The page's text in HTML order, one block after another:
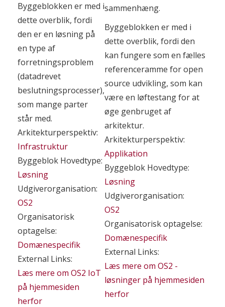
Byggeblokken er med i
dette overblik, fordi
den er en løsning på
en type af
forretningsproblem
(datadrevet
beslutningsprocesser),
som mange parter
står med.
Arkitekturperspektiv:
Infrastruktur
Byggeblok Hovedtype:
Løsning
Udgiverorganisation:
OS2
Organisatorisk
optagelse:
Domænespecifik
External Links:
Læs mere om OS2 IoT
på hjemmesiden
herfor
sammenhæng.
Byggeblokken er med i
dette overblik, fordi den
kan fungere som en fælles
referenceramme for open
source udvikling, som kan
være en løftestang for at
øge genbruget af
arkitektur.
Arkitekturperspektiv:
Applikation
Byggeblok Hovedtype:
Løsning
Udgiverorganisation:
OS2
Organisatorisk optagelse:
Domænespecifik
External Links:
Læs mere om OS2 -
løsninger på hjemmesiden
herfor